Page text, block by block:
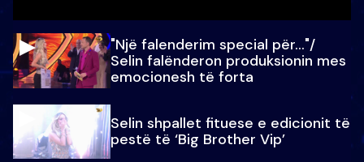
"Një falenderim special për…"/
Selin falënderon produksionin mes
emocionesh të forta
Selin shpallet fituese e edicionit të
pestë të ‘Big Brother Vip’